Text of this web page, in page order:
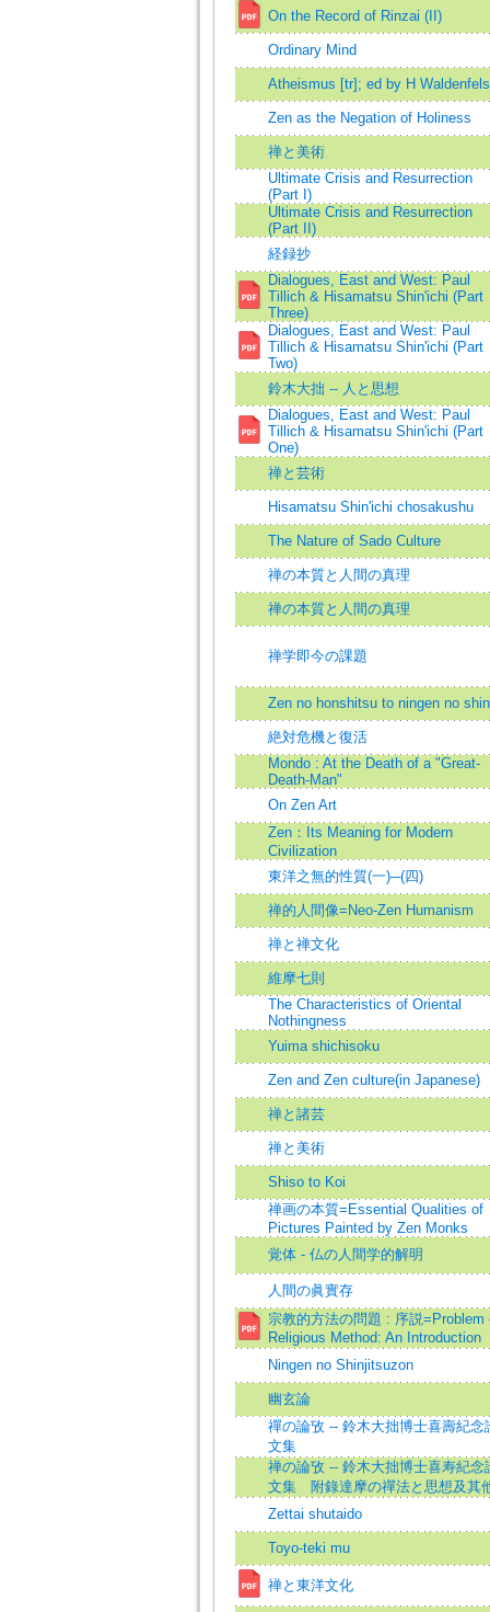
On the Record of Rinzai (II)
Ordinary Mind
Atheismus [tr]; ed by H Waldenfels
Zen as the Negation of Holiness
禅と美術
Ultimate Crisis and Resurrection
(Part I)
Ultimate Crisis and Resurrection
(Part II)
経録抄
Dialogues, East and West: Paul
Tillich & Hisamatsu Shin'ichi (Part
Three)
Dialogues, East and West: Paul
Tillich & Hisamatsu Shin'ichi (Part
Two)
鈴木大拙 -- 人と思想
Dialogues, East and West: Paul
Tillich & Hisamatsu Shin'ichi (Part
One)
禅と芸術
Hisamatsu Shin'ichi chosakushu
The Nature of Sado Culture
禅の本質と人間の真理
禅の本質と人間の真理
禅学即今の課題
Zen no honshitsu to ningen no
絶対危機と復活
Mondo : At the Death of a "Great-
Death-Man"
On Zen Art
Zen：Its Meaning for Modern
Civilization
東洋之無的性質(一)─(四)
禅的人間像=Neo-Zen Humanism
禅と禅文化
維摩七則
The Characteristics of Oriental
Nothingness
Yuima shichisoku
Zen and Zen culture(in Japanese)
禅と諸芸
禅と美術
Shiso to Koi
禅画の本質=Essential Qualities of
Pictures Painted by Zen Monks
覚体 - 仏の人間学的解明
人間の眞實存
宗教的方法の問題 : 序説=Problem
Religious Method: An Introduction
Ningen no Shinjitsuzon
幽玄論
禪の論攷 -- 鈴木大拙博士喜壽紀念
文集
禅の論攷 -- 鈴木大拙博士喜寿紀念
文集 附錄達摩の禪法と思想及其
Zettai shutaido
Toyo-teki mu
禅と東洋文化